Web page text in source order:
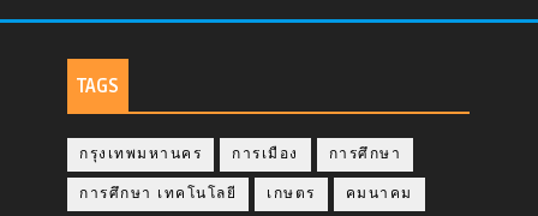
TAGS
กรุงเทพมหานคร การเมือง การศึกษา
การศึกษา เทคโนโลยี เกษตร คมนาคม